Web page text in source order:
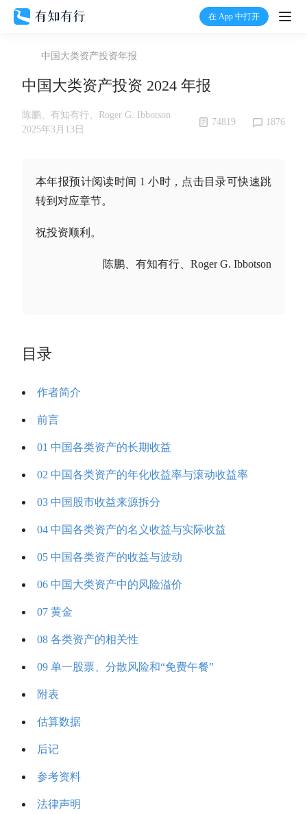
在 App 中打开
打
有知
中国大类资产投资年报
中国大类资产投资 2024 年报
陈鹏、有知有行、Roger G. Ibbotson ·
2025年3月13日
74819 1876
本年报预计阅读时间 1 小时，点击目录可快速跳
转到对应章节。
祝投资顺利。
陈鹏、有知有行、Roger G. Ibbotson
目录
作者简介
前言
01 中国各类资产的长期收益
02 中国各类资产的年化收益率与滚动收益率
03 中国股市收益来源拆分
04 中国各类资产的名义收益与实际收益
05 中国各类资产的收益与波动
06 中国大类资产中的风险溢价
07 黄金
08 各类资产的相关性
09 单一股票、分散风险和“免费午餐”
附表
估算数据
后记
参考资料
法律声明